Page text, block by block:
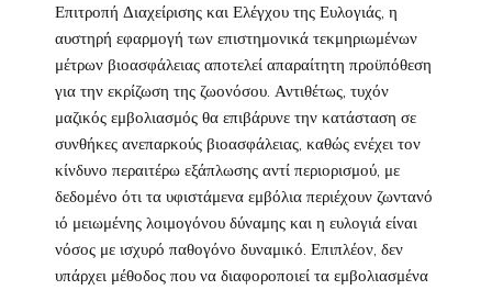
Επιτροπή Διαχείρισης και Ελέγχου της Ευλογιάς, η
αυστηρή εφαρμογή των επιστημονικά τεκμηριωμένων
μέτρων βιοασφάλειας αποτελεί απαραίτητη προϋπόθεση
για την εκρίζωση της ζωονόσου. Αντιθέτως, τυχόν
μαζικός εμβολιασμός θα επιβάρυνε την κατάσταση σε
συνθήκες ανεπαρκούς βιοασφάλειας, καθώς ενέχει τον
κίνδυνο περαιτέρω εξάπλωσης αντί περιορισμού, με
δεδομένο ότι τα υφιστάμενα εμβόλια περιέχουν ζωντανό
ιό μειωμένης λοιμογόνου δύναμης και η ευλογιά είναι
νόσος με ισχυρό παθογόνο δυναμικό. Επιπλέον, δεν
υπάρχει μέθοδος που να διαφοροποιεί τα εμβολιασμένα